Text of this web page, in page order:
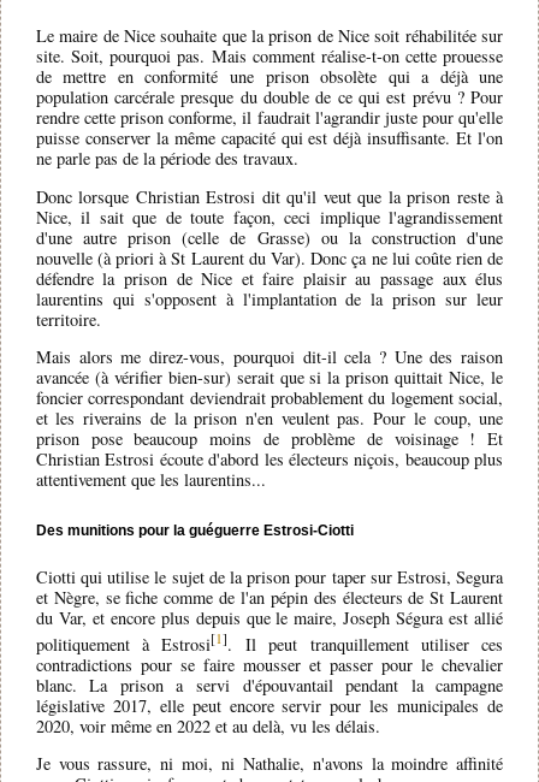
Le maire de Nice souhaite que la prison de Nice soit réhabilitée sur
site. Soit, pourquoi pas. Mais comment réalise-t-on cette prouesse
de mettre en conformité une prison obsolète qui a déjà une
population carcérale presque du double de ce qui est prévu ? Pour
rendre cette prison conforme, il faudrait l'agrandir juste pour qu'elle
puisse conserver la même capacité qui est déjà insuffisante. Et l'on
ne parle pas de la période des travaux.
Donc lorsque Christian Estrosi dit qu'il veut que la prison reste à
Nice, il sait que de toute façon, ceci implique l'agrandissement
d'une autre prison (celle de Grasse) ou la construction d'une
nouvelle (à priori à St Laurent du Var). Donc ça ne lui coûte rien de
défendre la prison de Nice et faire plaisir au passage aux élus
laurentins qui s'opposent à l'implantation de la prison sur leur
territoire.
Mais alors me direz-vous, pourquoi dit-il cela ? Une des raison
avancée (à vérifier bien-sur) serait que si la prison quittait Nice, le
foncier correspondant deviendrait probablement du logement social,
et les riverains de la prison n'en veulent pas. Pour le coup, une
prison pose beaucoup moins de problème de voisinage ! Et
Christian Estrosi écoute d'abord les électeurs niçois, beaucoup plus
attentivement que les laurentins...
Des munitions pour la guéguerre Estrosi-Ciotti
Ciotti qui utilise le sujet de la prison pour taper sur Estrosi, Segura
et Nègre, se fiche comme de l'an pépin des électeurs de St Laurent
du Var, et encore plus depuis que le maire, Joseph Ségura est allié
politiquement à Estrosi[1]. Il peut tranquillement utiliser ces
contradictions pour se faire mousser et passer pour le chevalier
blanc. La prison a servi d'épouvantail pendant la campagne
législative 2017, elle peut encore servir pour les municipales de
2020, voir même en 2022 et au delà, vu les délais.
Je vous rassure, ni moi, ni Nathalie, n'avons la moindre affinité